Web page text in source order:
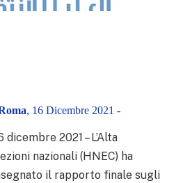
, 16 Dicembre 2021 -
dicembre 2021 – L’Alta
nazionali (HNEC) ha
il rapporto finale sugli